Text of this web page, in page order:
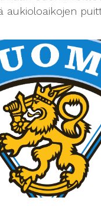
aukioloaikojen